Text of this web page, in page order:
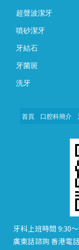
超聲波潔牙
噴砂潔牙
牙結石
牙菌斑
洗牙
首頁 口腔科簡介
牙科上班時間 9:30
廣東話諮詢 香港電